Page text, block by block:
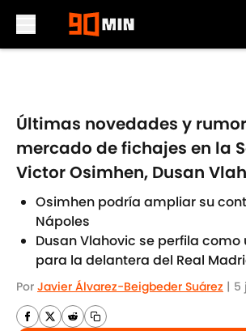
Últimas novedades y
mercado de fichajes en la
Victor Osimhen, Dusan
Osimhen podría ampliar su
Nápoles
Dusan Vlahovic se perfila como
para la delantera del Real
Por Javier Álvarez-Beigbeder Suárez | 5